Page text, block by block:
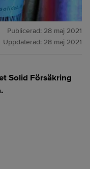
Publicerad: 28 maj 2021
Uppdaterad: 28 maj 2021
Solid Försäkring